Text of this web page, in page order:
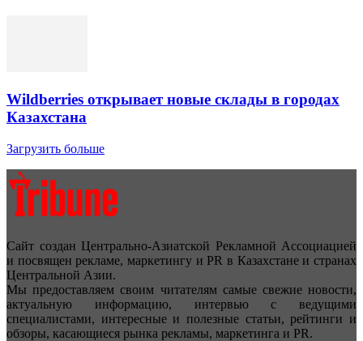
Wildberries открывает новые склады в городах
Казахстана
Загрузить больше
Сайт создан Центрально-Азиатской Рекламной Ассоциацией
и посвящен рекламе, маркетингу и PR в Казахстане и странах
Центральной Азии.
Мы предоставляем своим читателям самые свежие новости,
актуальную информацию, интервью с ведущими
специалистами, интересные и полезные статьи, рейтинги и
обзоры, касающиеся рынка рекламы, маркетинга и PR.